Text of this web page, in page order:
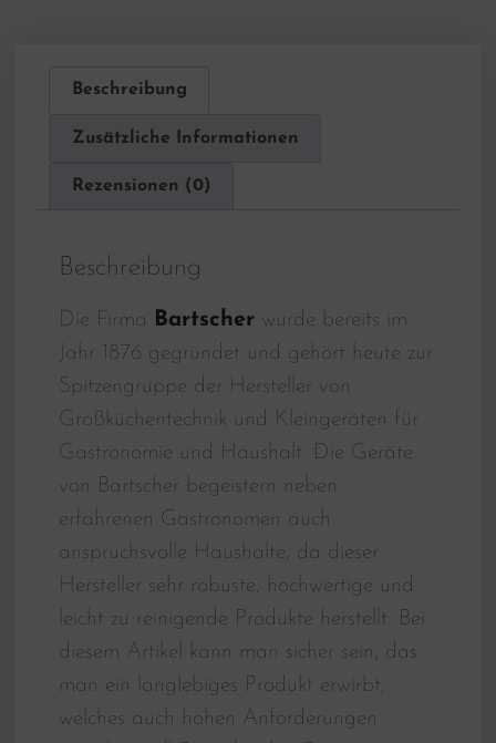
Beschreibung
Zusätzliche Informationen
Rezensionen (0)
Beschreibung
Die Firma Bartscher wurde bereits im
Jahr 1876 gegründet und gehört heute zur
Spitzengruppe der Hersteller von
Großküchentechnik und Kleingeräten für
Gastronomie und Haushalt. Die Geräte
von Bartscher begeistern neben
erfahrenen Gastronomen auch
anspruchsvolle Haushalte, da dieser
Hersteller sehr robuste, hochwertige und
leicht zu reinigende Produkte herstellt. Bei
diesem Artikel kann man sicher sein, das
man ein langlebiges Produkt erwirbt,
welches auch hohen Anforderungen